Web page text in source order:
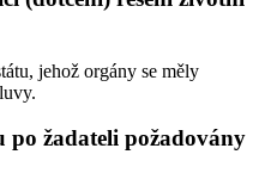
jehož orgány se měly
po žadateli požadovány